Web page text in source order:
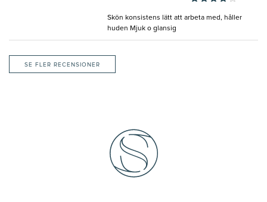
Skön konsistens lätt att arbeta med, håller
huden Mjuk o glansig
SE FLER RECENSIONER